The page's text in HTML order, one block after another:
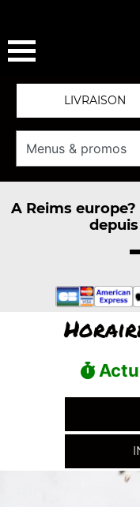
LIVRAISON
A Reims